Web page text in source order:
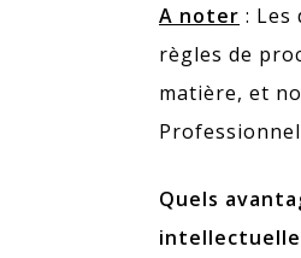
A noter : Les
règles de
matière, et
Quels
intellectuelle